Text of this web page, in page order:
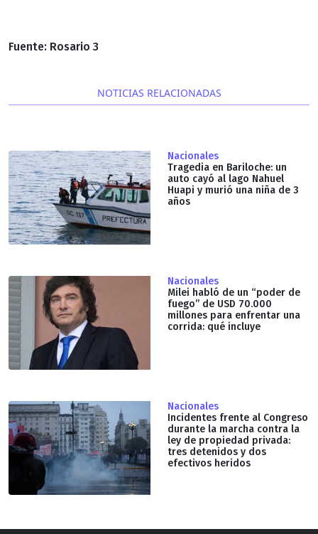
Fuente: Rosario 3
NOTICIAS RELACIONADAS
Nacionales
Tragedia en Bariloche: un
auto cayó al lago Nahuel
Huapi y murió una niña de 3
años
Nacionales
Milei habló de un “poder de
fuego” de USD 70.000
millones para enfrentar una
corrida: qué incluye
Nacionales
Incidentes frente al Congreso
durante la marcha contra la
ley de propiedad privada:
tres detenidos y dos
efectivos heridos